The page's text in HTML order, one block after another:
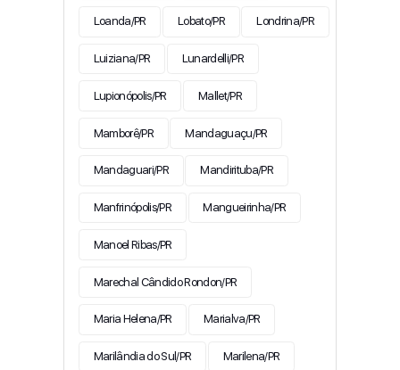
Loanda/PR Lobato/PR Londrina/PR
Luiziana/PR Lunardelli/PR
Lupionópolis/PR Mallet/PR
Mamborê/PR Mandaguaçu/PR
Mandaguari/PR Mandirituba/PR
Manfrinópolis/PR Mangueirinha/PR
Manoel Ribas/PR
Marechal Cândido Rondon/PR
Maria Helena/PR Marialva/PR
Marilândia do Sul/PR Marilena/PR